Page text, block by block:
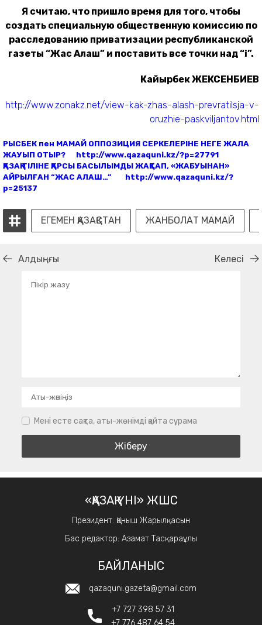
Я считаю, что пришло время для того, чтобы
создать специальную общественную комиссию по
расследованию приватизации республиканской
газеты “Жас Алаш” и поставить все точки над “і”.
Кайырбек ЖЕКСЕНБИЕВ
http://www.zonakz.net/view-kak-zhas-alash-prevratilsja-v-
oruzhie-paskviljantov.html
РЫСБЕК пен МАМАЙ ОППОЗИЦИЯ СЕРКЕЛЕРІНЕ НЕГЕ ЖАЛА
ЖАУЫП ОТЫР?
http://www.qazaquni.kz/?p=27791
ҚАЗАҚ ТІЛІНЕ ҚАРСЫ БАСЫЛЫМДЫ ЖАҚТАП, «ЖАБУЫНАН»
АЙРЫЛҒАН “ЖАС АЛАШ…”
http://www.qazaquni.kz/?
p=25137
ЕГЕМЕН ҚАЗАҚСТАН ЖАНБОЛАТ МАМАЙ
Алдыңғы Келесі
Мені есте сақта, аты-жөнімді қайта сұрама
«ҚАЗАҚ ҮНІ» ЖШС
Президент: Қаныш Жарылқасын
Бас редактор: Азамат Тасқараұлы
БАЙЛАНЫС
qazaquni.gazeta@gmail.com
+7 727 398 57 31
+7 776 487 64 54